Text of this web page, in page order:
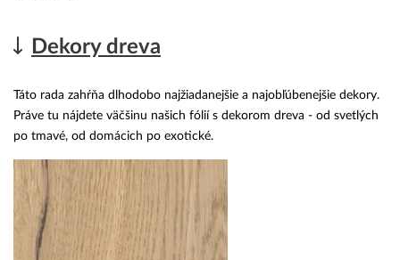
Dekory dreva
Táto rada zahŕňa dlhodobo najžiadanejšie a najobľúbenejšie dekory.
Práve tu nájdete väčšinu našich fólií s dekorom dreva - od svetlých
po tmavé, od domácich po exotické.